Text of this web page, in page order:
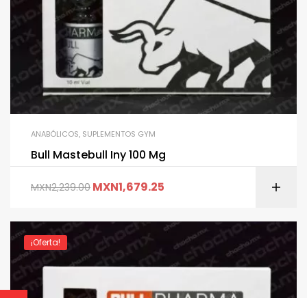
ANABÓLICOS, SUPLEMENTOS GYM
Bull Mastebull Iny 100 Mg
MXN2,239.00 MXN1,679.25
¡Oferta!